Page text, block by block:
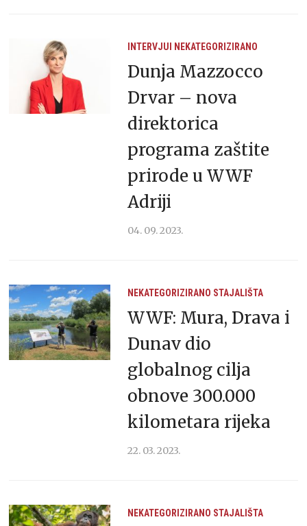
INTERVJUI NEKATEGORIZIRANO
Dunja Mazzocco
Drvar – nova
direktorica
programa zaštite
prirode u WWF
Adriji
04. 09. 2023.
NEKATEGORIZIRANO STAJALIŠTA
WWF: Mura, Drava i
Dunav dio
globalnog cilja
obnove 300.000
kilometara rijeka
22. 03. 2023.
NEKATEGORIZIRANO STAJALIŠTA